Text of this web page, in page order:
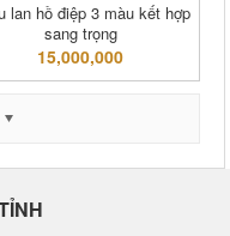
lan hồ điệp 3 màu kết hợp
sang trọng
15,000,000